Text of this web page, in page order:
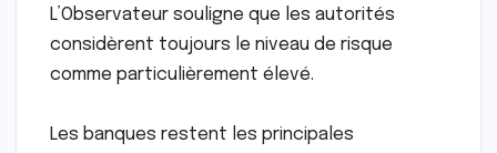
L’Observateur souligne que les autorités
considèrent toujours le niveau de risque
comme particulièrement élevé.
Les banques restent les principales